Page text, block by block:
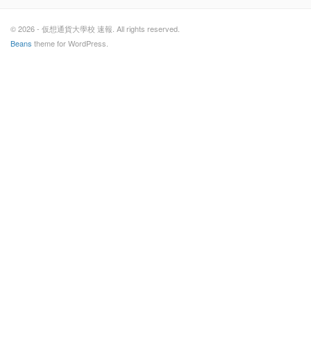
© 2026 - 仮想通貨大學校 速報. All rights reserved.
Beans theme for WordPress.